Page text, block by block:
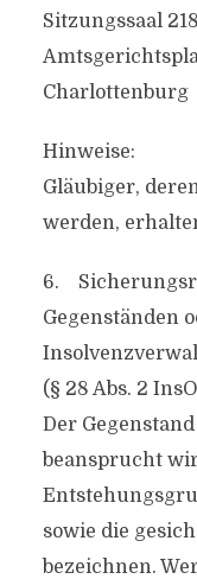
Sitzungssaal
Charlottenburg
Hinweise:
Gläubiger,
werden,
6.
Gegenständen
(§ 28 Abs. 2
Der
beansprucht
sowie die
bezeichnen.